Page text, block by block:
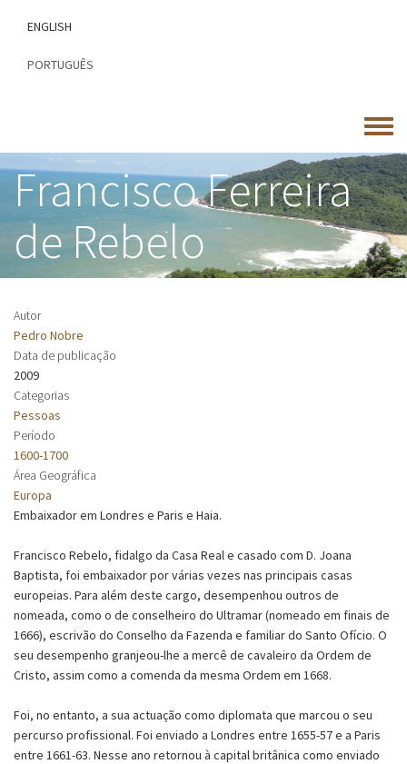
conteúdo
ENGLISH
PORTUGUÊS
Toggle
menu
Francisco Ferreira
de Rebelo
Autor
Pedro Nobre
Data de publicação
2009
Categorias
Pessoas
Período
1600-1700
Área Geográfica
Europa
Embaixador em Londres e Paris e Haia.
Francisco Rebelo, fidalgo da Casa Real e casado com D. Joana
Baptista, foi embaixador por várias vezes nas principais casas
europeias. Para além deste cargo, desempenhou outros de
nomeada, como o de conselheiro do Ultramar (nomeado em finais de
1666), escrivão do Conselho da Fazenda e familiar do Santo Ofício. O
seu desempenho granjeou-lhe a mercê de cavaleiro da Ordem de
Cristo, assim como a comenda da mesma Ordem em 1668.
Foi, no entanto, a sua actuação como diplomata que marcou o seu
percurso profissional. Foi enviado a Londres entre 1655-57 e a Paris
entre 1661-63. Nesse ano retornou à capital britânica como enviado